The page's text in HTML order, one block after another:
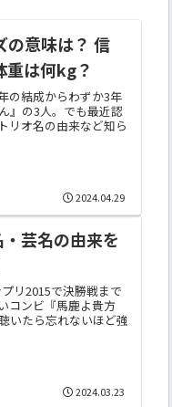
の意味は？ 信
重は何kg？
の結成からわずか3年
』の3人。でも最近認
リオ名の由来など知ら
2024.04.29
芸名の由来を
リ2015で決勝戦まで
コンビ『馬鹿よ貴方
いたら忘れないほど強
2024.03.23